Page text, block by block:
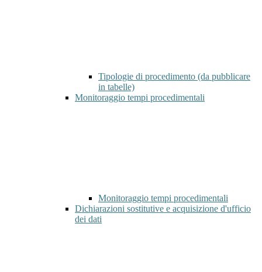
Tipologie di procedimento (da pubblicare
in tabelle)
Monitoraggio tempi procedimentali
Monitoraggio tempi procedimentali
Dichiarazioni sostitutive e acquisizione d'ufficio
dei dati